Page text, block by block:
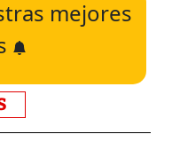
mejores